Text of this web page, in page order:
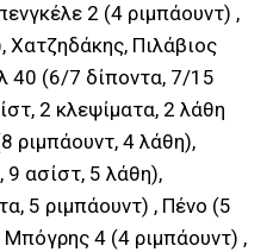
2 (4 ριμπάουντ) ,
Πιλάβιος
40 (6/7 δίποντα, 7/15
2 κλεψίματα, 2 λάθη
ριμπάουντ, 4 λάθη),
ασίστ, 5 λάθη),
5 ριμπάουντ) , Πένο (5
Μπόγρης 4 (4 ριμπάουντ) ,